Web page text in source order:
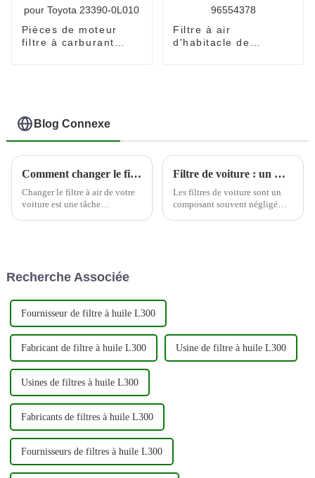
Pièces de moteur
filtre à carburant
Filtre à air
d'habitacle de
Blog Connexe
Comment changer le filtre à air de votre voiture
Changer le filtre à air de votre
voiture est une tâche
changer votre c...
Filtre de voiture : un moyen rentable d'améliorer les performances du moteur
Les filtres de voiture sont un
composant souvent négligé
Recherche Associée
Fournisseur de filtre à huile L300
Fabricant de filtre à huile L300 Usine de filtre à huile L300
Usines de filtres à huile L300
Fabricants de filtres à huile L300
Fournisseurs de filtres à huile L300